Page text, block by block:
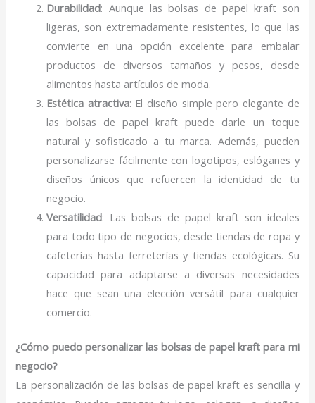
Durabilidad: Aunque las bolsas de papel kraft son
ligeras, son extremadamente resistentes, lo que las
convierte en una opción excelente para embalar
productos de diversos tamaños y pesos, desde
alimentos hasta artículos de moda.
Estética atractiva: El diseño simple pero elegante de
las bolsas de papel kraft puede darle un toque
natural y sofisticado a tu marca. Además, pueden
personalizarse fácilmente con logotipos, eslóganes y
diseños únicos que refuercen la identidad de tu
negocio.
Versatilidad: Las bolsas de papel kraft son ideales
para todo tipo de negocios, desde tiendas de ropa y
cafeterías hasta ferreterías y tiendas ecológicas. Su
capacidad para adaptarse a diversas necesidades
hace que sean una elección versátil para cualquier
comercio.
¿Cómo puedo personalizar las bolsas de papel kraft para mi
negocio?
La personalización de las bolsas de papel kraft es sencilla y